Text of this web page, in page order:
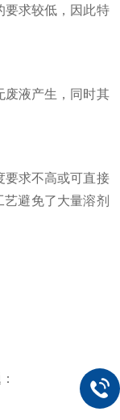
求较低，因此特
液产生，同时其
求不高或可直接
避免了大量溶剂